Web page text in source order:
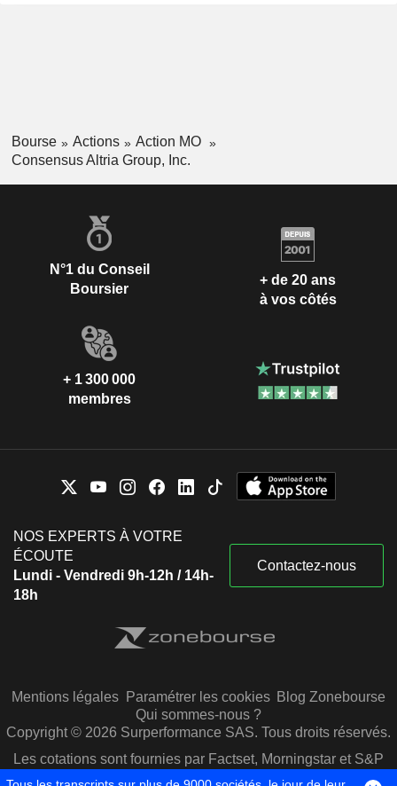
Bourse Actions
Action MO
Consensus Altria Group, Inc.
N°1 du Conseil
Boursier
+ de 20 ans
à vos côtés
+ 1 300 000
membres
NOS EXPERTS À VOTRE
ÉCOUTE
Lundi - Vendredi 9h-12h / 14h-
18h
Contactez-nous
Mentions légales Paramétrer les cookies Blog Zonebourse
Qui sommes-nous ?
Copyright © 2026 Surperformance SAS. Tous droits réservés.
Les cotations sont fournies par Factset, Morningstar et S&P
Capital IQ